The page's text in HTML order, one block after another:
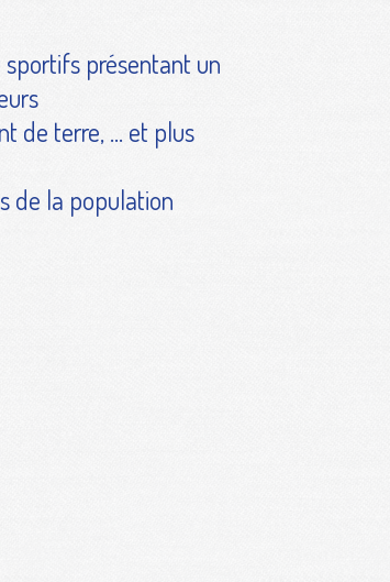
présentant un
de terre, ... et plus
de la population